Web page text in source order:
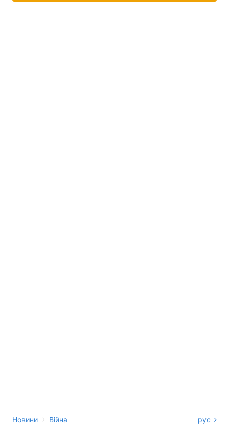
Новини › Війна рус